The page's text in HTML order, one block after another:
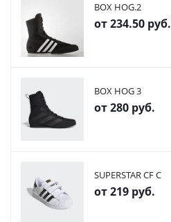
BOX HOG.2
от234.50 руб.
BOX HOG 3
от280 руб.
SUPERSTAR CF C
от219 руб.